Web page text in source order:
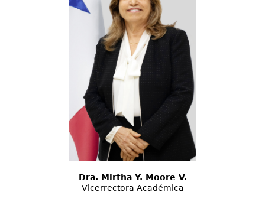
Dra. Mirtha Y. Moore V.
Vicerrectora Académica